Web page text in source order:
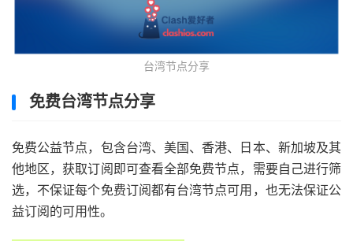
台湾节点分享
免费台湾节点分享
免费公益节点，包含台湾、美国、香港、日本、新加坡及其
他地区，获取订阅即可查看全部免费节点，需要自己进行筛
选，不保证每个免费订阅都有台湾节点可用，也无法保证公
益订阅的可用性。